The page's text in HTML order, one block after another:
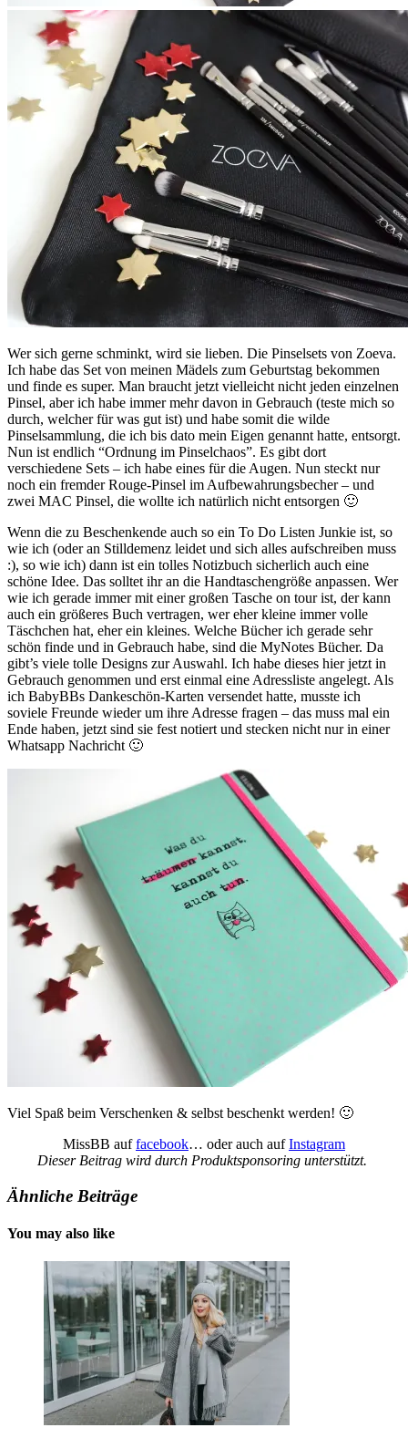
Wer sich gerne schminkt, wird sie lieben. Die Pinselsets von Zoeva.
Ich habe das Set von meinen Mädels zum Geburtstag bekommen
und finde es super. Man braucht jetzt vielleicht nicht jeden einzelnen
Pinsel, aber ich habe immer mehr davon in Gebrauch (teste mich so
durch, welcher für was gut ist) und habe somit die wilde
Pinselsammlung, die ich bis dato mein Eigen genannt hatte, entsorgt.
Nun ist endlich “Ordnung im Pinselchaos”. Es gibt dort
verschiedene Sets – ich habe eines für die Augen. Nun steckt nur
noch ein fremder Rouge-Pinsel im Aufbewahrungsbecher – und
zwei MAC Pinsel, die wollte ich natürlich nicht entsorgen 🙂
Wenn die zu Beschenkende auch so ein To Do Listen Junkie ist, so
wie ich (oder an Stilldemenz leidet und sich alles aufschreiben muss
:), so wie ich) dann ist ein tolles Notizbuch sicherlich auch eine
schöne Idee. Das solltet ihr an die Handtaschengröße anpassen. Wer
wie ich gerade immer mit einer großen Tasche on tour ist, der kann
auch ein größeres Buch vertragen, wer eher kleine immer volle
Täschchen hat, eher ein kleines. Welche Bücher ich gerade sehr
schön finde und in Gebrauch habe, sind die MyNotes Bücher. Da
gibt’s viele tolle Designs zur Auswahl. Ich habe dieses hier jetzt in
Gebrauch genommen und erst einmal eine Adressliste angelegt. Als
ich BabyBBs Dankeschön-Karten versendet hatte, musste ich
soviele Freunde wieder um ihre Adresse fragen – das muss mal ein
Ende haben, jetzt sind sie fest notiert und stecken nicht nur in einer
Whatsapp Nachricht 🙂
Viel Spaß beim Verschenken & selbst beschenkt werden! 🙂
MissBB auffacebook… oder auch aufInstagram
Dieser Beitrag wird durch Produktsponsoring unterstützt.
Ähnliche Beiträge
You may also like